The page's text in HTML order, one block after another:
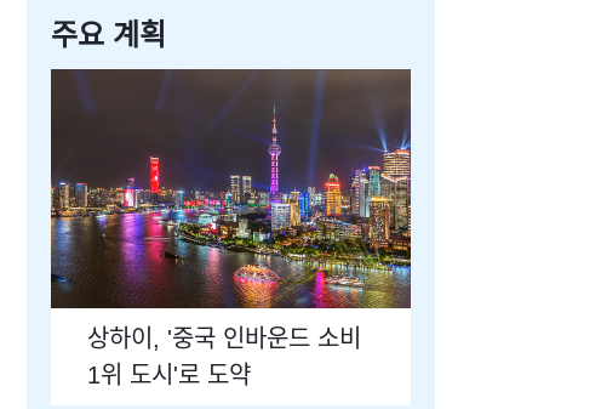
주요 계획
상하이, '중국 인바운드 소비
1위 도시'로 도약